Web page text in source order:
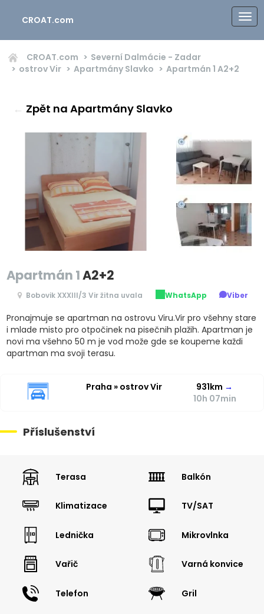
CROAT.com
CROAT.com
Severní Dalmácie - Zadar
ostrov Vir
Apartmány Slavko Apartmán 1 A2+2
← Zpět na Apartmány Slavko
Apartmán 1A2+2
Bobovik XXXIII/3 Vir žitna uvala WhatsApp Viber
Pronajmuje se apartman na ostrovu Viru.Vir pro všehny stare
i mlade misto pro otpočinek na pisečnih plažih. Apartman je
novi ma všehno 50 m je vod može gde se koupeme každi
apartman ma svoji terasu.
Praha » ostrov Vir 931km →
10h 07min
Příslušenství
Terasa Balkón
Klimatizace TV/SAT
Lednička Mikrovlnka
Vařič Varná konvice
Telefon Gril